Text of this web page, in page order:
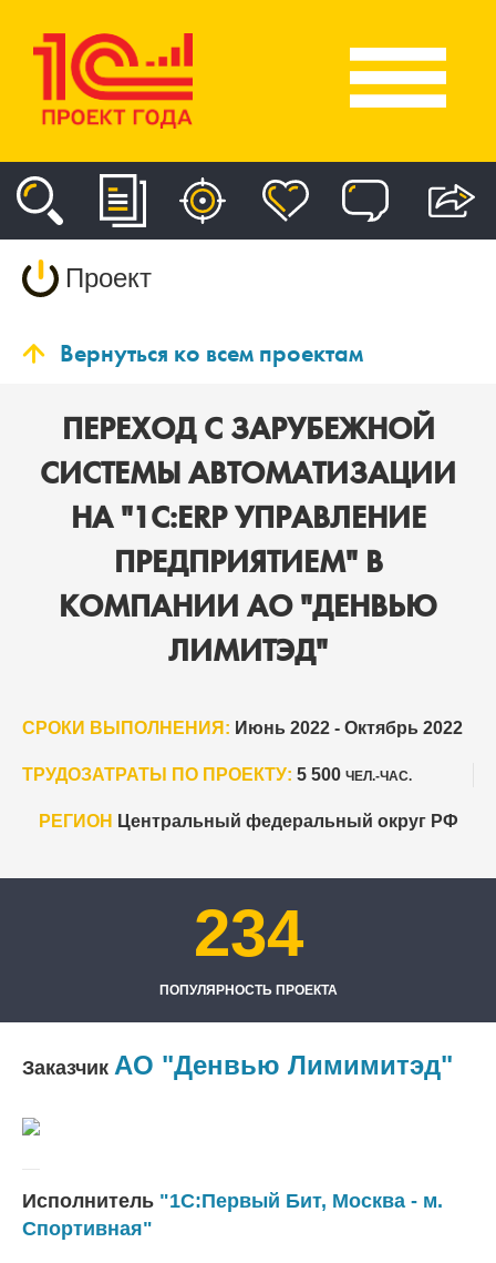
Проект
Вернуться ко всем проектам
ПЕРЕХОД С ЗАРУБЕЖНОЙ
СИСТЕМЫ АВТОМАТИЗАЦИИ
НА "1С:ERP УПРАВЛЕНИЕ
ПРЕДПРИЯТИЕМ" В
КОМПАНИИ АО "ДЕНВЬЮ
ЛИМИТЭД"
СРОКИ ВЫПОЛНЕНИЯ: Июнь 2022 - Октябрь 2022
ТРУДОЗАТРАТЫ ПО ПРОЕКТУ: 5 500 ЧЕЛ.-ЧАС.
РЕГИОН Центральный федеральный округ РФ
234
ПОПУЛЯРНОСТЬ ПРОЕКТА
Заказчик АО "Денвью Лимимитэд"
Исполнитель "1С:Первый Бит, Москва - м.
Спортивная"